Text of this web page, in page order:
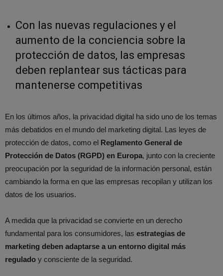
Con las nuevas regulaciones y el
aumento de la conciencia sobre la
protección de datos, las empresas
deben replantear sus tácticas para
mantenerse competitivas
En los últimos años, la privacidad digital ha sido uno de los temas
más debatidos en el mundo del marketing digital. Las leyes de
protección de datos, como el Reglamento General de
Protección de Datos (RGPD) en Europa, junto con la creciente
preocupación por la seguridad de la información personal, están
cambiando la forma en que las empresas recopilan y utilizan los
datos de los usuarios.
A medida que la privacidad se convierte en un derecho
fundamental para los consumidores, las estrategias de
marketing deben adaptarse a un entorno digital más
regulado y consciente de la seguridad.